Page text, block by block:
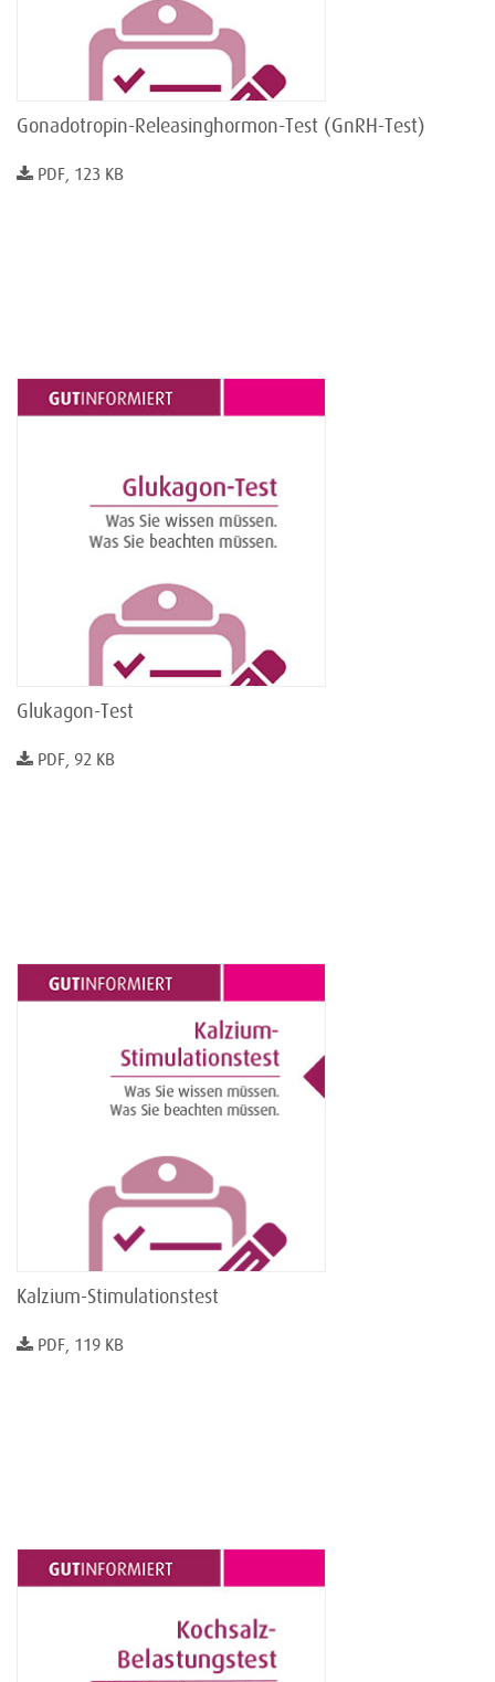
Gonadotropin-Releasinghormon-Test (GnRH-Test)
PDF, 123 KB
Glukagon-Test
PDF, 92 KB
Kalzium-Stimulationstest
PDF, 119 KB